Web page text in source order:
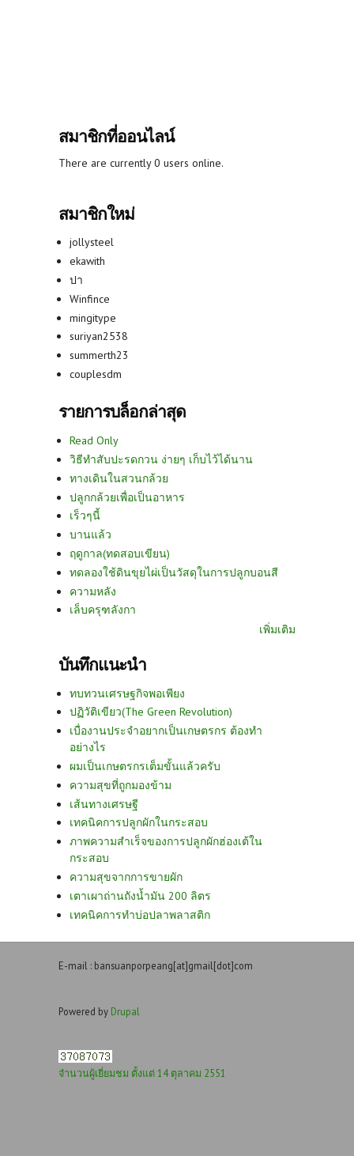
สมาชิกที่ออนไลน์
There are currently 0 users online.
สมาชิกใหม่
jollysteel
ekawith
ปา
Winfince
mingitype
suriyan2538
summerth23
couplesdm
รายการบล็อกล่าสุด
Read Only
วิธีทำสับปะรดกวน ง่ายๆ เก็บไว้ได้นาน
ทางเดินในสวนกล้วย
ปลูกกล้วยเพื่อเป็นอาหาร
เร็วๆนี้
บานแล้ว
ฤดูกาล(ทดสอบเขียน)
ทดลองใช้ดินขุยไผ่เป็นวัสดุในการปลูกบอนสี
ความหลัง
เล็บครุฑลังกา
เพิ่มเติม
บันทึกแนะนำ
ทบทวนเศรษฐกิจพอเพียง
ปฏิวัติเขียว(The Green Revolution)
เบื่องานประจำอยากเป็นเกษตรกร ต้องทำ
อย่างไร
ผมเป็นเกษตรกรเต็มขั้นแล้วครับ
ความสุขที่ถูกมองข้าม
เส้นทางเศรษฐี
เทคนิคการปลูกผักในกระสอบ
ภาพความสำเร็จของการปลูกผักฮ่องเต้ใน
กระสอบ
ความสุขจากการขายผัก
เตาเผาถ่านถังน้ำมัน 200 ลิตร
เทคนิคการทำบ่อปลาพลาสติก
E-mail : bansuanporpeang[at]gmail[dot]com
Powered by Drupal
จำนวนผู้เยี่ยมชม ตั้งแต่ 14 ตุลาคม 2551